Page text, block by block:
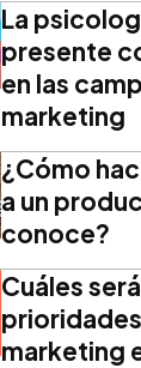
La
presente
en las
marketing
¿Cómo
a un
conoce?
Cuáles
marketing